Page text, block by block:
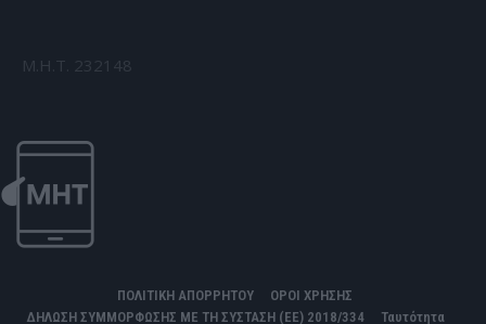
Μ.Η.Τ. 232148
ΠΟΛΙΤΙΚΗ ΑΠΟΡΡΗΤΟΥ
ΟΡΟΙ ΧΡΗΣΗΣ
ΔΗΛΩΣΗ ΣΥΜΜΟΡΦΩΣΗΣ ΜΕ ΤΗ ΣΥΣΤΑΣΗ (ΕΕ) 2018/334
Ταυτότητα